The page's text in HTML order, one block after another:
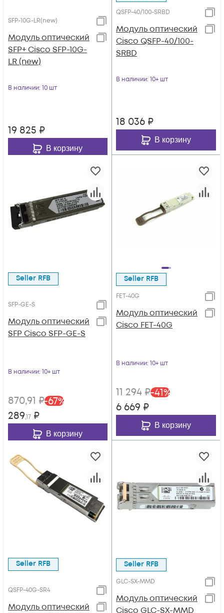
SFP-10G-LR(new)
Модуль оптический
SFP+ Cisco SFP-10G-
LR (new)
В наличии: 10 шт
19 825 ₽
В корзину
QSFP-40/100-SRBD
Модуль оптический
Cisco QSFP-40/100-
SRBD
В наличии: 10+ шт
18 036 ₽
В корзину
Seller RFB
SFP-GE-S
Модуль оптический
SFP Cisco SFP-GE-S
В наличии: 10+ шт
870,91 ₽-67%
289,17 ₽
В корзину
Seller RFB
FET-40G
Модуль оптический
Cisco FET-40G
В наличии: 10+ шт
11 294 ₽-41%
6 669 ₽
В корзину
Seller RFB
QSFP-40G-SR4
Модуль оптический
Seller RFB
GLC-SX-MMD
Модуль оптический
Cisco GLC-SX-MMD